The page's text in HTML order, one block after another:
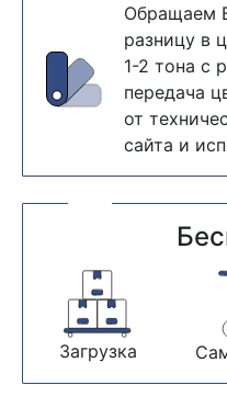
Обращаем
разницу в
1-2 тона с
передача
от
сайта и
Загрузка